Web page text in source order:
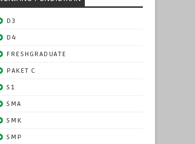
D3
D4
FRESHGRADUATE
PAKET C
S1
SMA
SMK
SMP